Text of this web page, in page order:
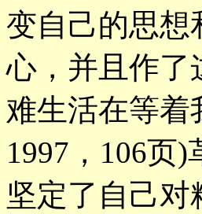
变自己的思想
心，并且作了
难生活在等着
1997，106页
坚定了自己